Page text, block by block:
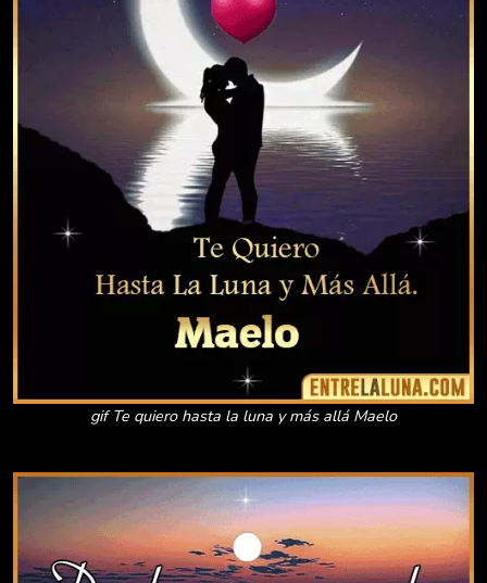
gif Te quiero hasta la luna y más allá Maelo